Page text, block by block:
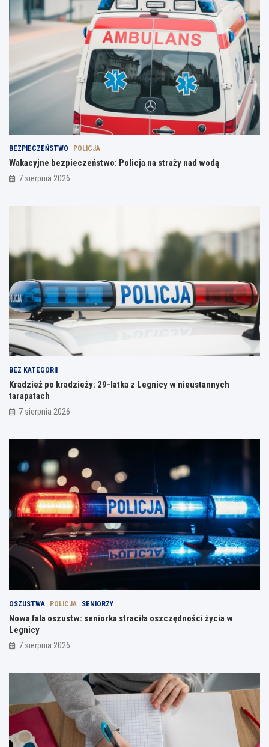
BEZPIECZEŃSTWO POLICJA
Wakacyjne bezpieczeństwo: Policja na straży nad wodą
7 sierpnia 2026
BEZ KATEGORII
Kradzież po kradzieży: 29-latka z Legnicy w nieustannych
tarapatach
7 sierpnia 2026
OSZUSTWA POLICJA SENIORZY
Nowa fala oszustw: seniorka straciła oszczędności życia w
Legnicy
7 sierpnia 2026